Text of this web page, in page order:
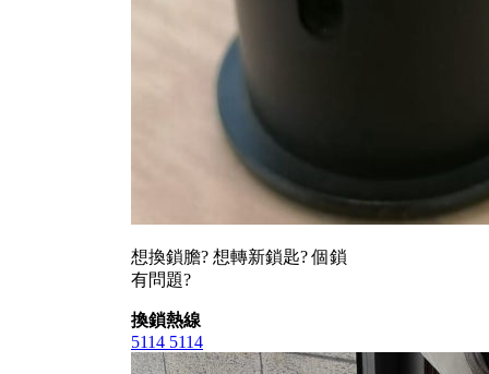
想換鎖膽? 想轉新鎖匙? 個鎖
有問題?
換鎖熱線
5114 5114